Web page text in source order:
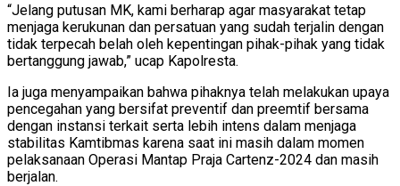
“Jelang putusan MK, kami berharap agar masyarakat tetap
menjaga kerukunan dan persatuan yang sudah terjalin dengan
tidak terpecah belah oleh kepentingan pihak-pihak yang tidak
bertanggung jawab,” ucap Kapolresta.
Ia juga menyampaikan bahwa pihaknya telah melakukan upaya
pencegahan yang bersifat preventif dan preemtif bersama
dengan instansi terkait serta lebih intens dalam menjaga
stabilitas Kamtibmas karena saat ini masih dalam momen
pelaksanaan Operasi Mantap Praja Cartenz-2024 dan masih
berjalan.